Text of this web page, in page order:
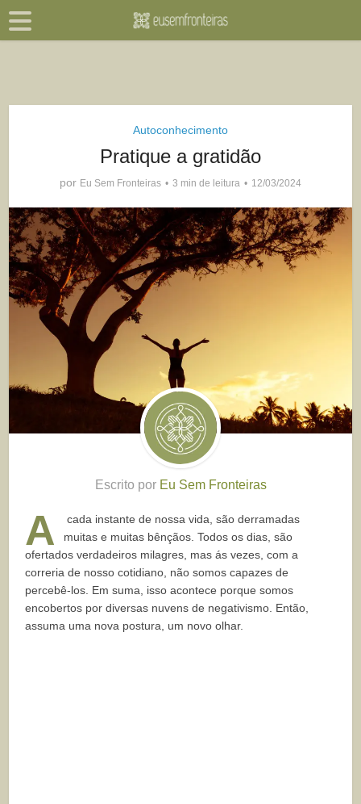
Autoconhecimento
Pratique a gratidão
por Eu Sem Fronteiras 3 min de leitura 12/03/2024
Escrito por Eu Sem Fronteiras
A
cada instante de nossa vida, são derramadas
muitas e muitas bênçãos. Todos os dias, são
ofertados verdadeiros milagres, mas ás vezes, com a
correria de nosso cotidiano, não somos capazes de
percebê-los. Em suma, isso acontece porque somos
encobertos por diversas nuvens de negativismo. Então,
assuma uma nova postura, um novo olhar.